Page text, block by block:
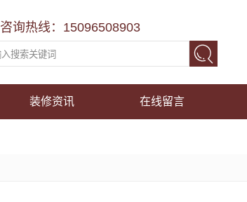
咨询热线：15096508903
装修资讯 在线留言